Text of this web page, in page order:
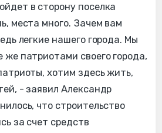
в сторону поселка
места много. Зачем вам
легкие нашего города. Мы
патриотами своего города,
хотим здесь жить,
- заявил Александр
что строительство
за счет средств